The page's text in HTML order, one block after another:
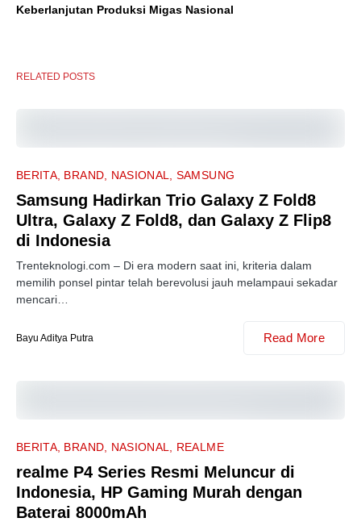
Keberlanjutan Produksi Migas Nasional
RELATED POSTS
BERITA BRAND NASIONAL SAMSUNG
Samsung Hadirkan Trio Galaxy Z Fold8
Ultra, Galaxy Z Fold8, dan Galaxy Z Flip8
di Indonesia
Trenteknologi.com – Di era modern saat ini, kriteria dalam
memilih ponsel pintar telah berevolusi jauh melampaui sekadar
mencari…
Bayu Aditya Putra Read More
BERITA BRAND NASIONAL REALME
realme P4 Series Resmi Meluncur di
Indonesia, HP Gaming Murah dengan
Baterai 8000mAh